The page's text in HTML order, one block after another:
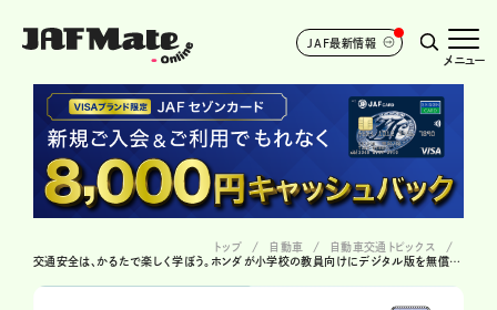
JAF最新情報
メニュー
トップ 自動車
自動車交通トピックス
交通安全は、かるたで楽しく学ぼう。ホンダが小学校の教員向けにデジタル版を無償配布